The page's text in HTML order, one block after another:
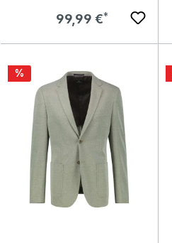
Regulärer Preis:
99,99 €
Rabatt
%